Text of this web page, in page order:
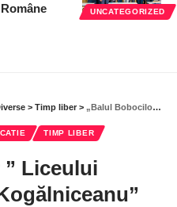
UNCATEGORIZED
> Timp liber > „Balul Bobocilor ” Liceului Teoretic „Mihail Kogălniceanu” din Snagov, emoțiile unei generații
TIMP LIBER
Liceului